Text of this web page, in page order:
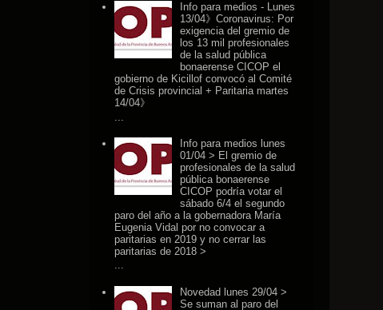
Info para medios - Lunes
13/04》Coronavirus: Por
exigencia del gremio de
los 13 mil profesionales
de la salud pública
bonaerense CICOP el
gobierno de Kicillof convocó al Comité
de Crisis provincial + Paritaria martes
14/04》
Info para medios lunes
01/04 > El gremio de
profesionales de la salud
pública bonaerense
CICOP podría votar el
sábado 6/4 el segundo
paro del año a la gobernadora María
Eugenia Vidal por no convocar a
paritarias en 2019 y no cerrar las
paritarias de 2018 >
...
Novedad lunes 29/04 >
Se suman al paro del